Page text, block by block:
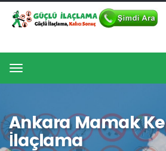
Menu
Ankara Mamak
İlaçlama